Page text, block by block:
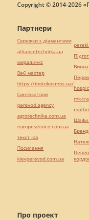
Copyright © 2014-2026
Про проект
Партнери
Сережки з діамантами
alliancetechnika.ua
миралинкс
Веб мастер
https://motokosmos.ua/
Синтезатори
perevod.agency
agrotechnika.com.ua
europeservice.com.ua
текст юа
Посилання
kievperevod.com.ua
mk-
Шафи